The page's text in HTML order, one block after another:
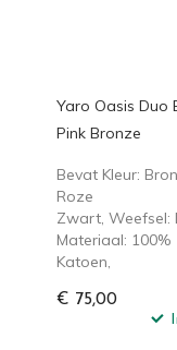
Yaro Oasis Duo
Pink Bronze
Bevat Kleur:
Roze
Zwart, Weefsel:
Materiaal: 100%
Katoen,
€ 75,00